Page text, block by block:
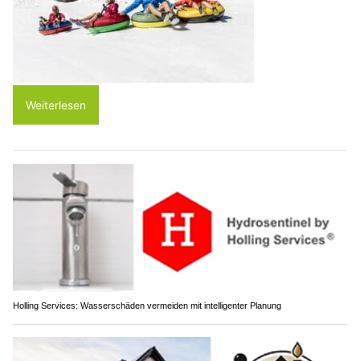
Weiterlesen
Holling Services: Wasserschäden vermeiden mit intelligenter Planung